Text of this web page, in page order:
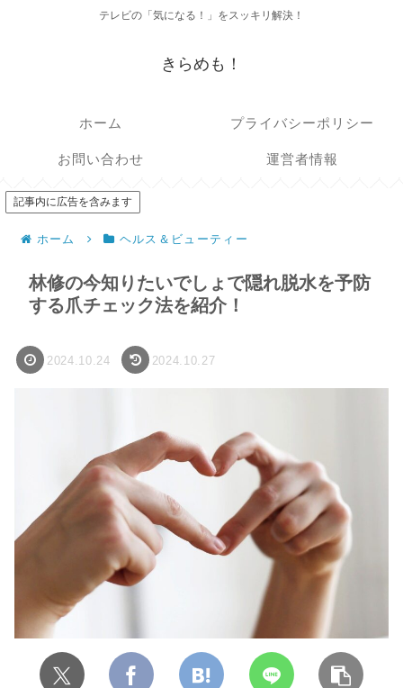
テレビの「気になる！」をスッキリ解決！
きらめも！
ホーム プライバシーポリシー
お問い合わせ 運営者情報
記事内に広告を含みます
ホーム ヘルス＆ビューティー
林修の今知りたいでしょで隠れ脱水を予防
する爪チェック法を紹介！
2024.10.24 2024.10.27